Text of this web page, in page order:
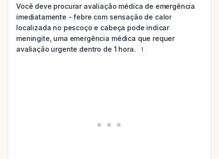
Você deve procurar avaliação médica de emergência
imediatamente - febre com sensação de calor
localizada no pescoço e cabeça pode indicar
meningite, uma emergência médica que requer
avaliação urgente dentro de 1 hora.
1